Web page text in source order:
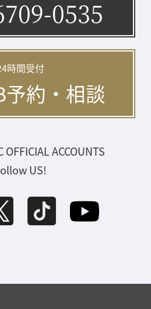
0535
時間受付
予約・相談
OFFICIAL ACCOUNTS
US!